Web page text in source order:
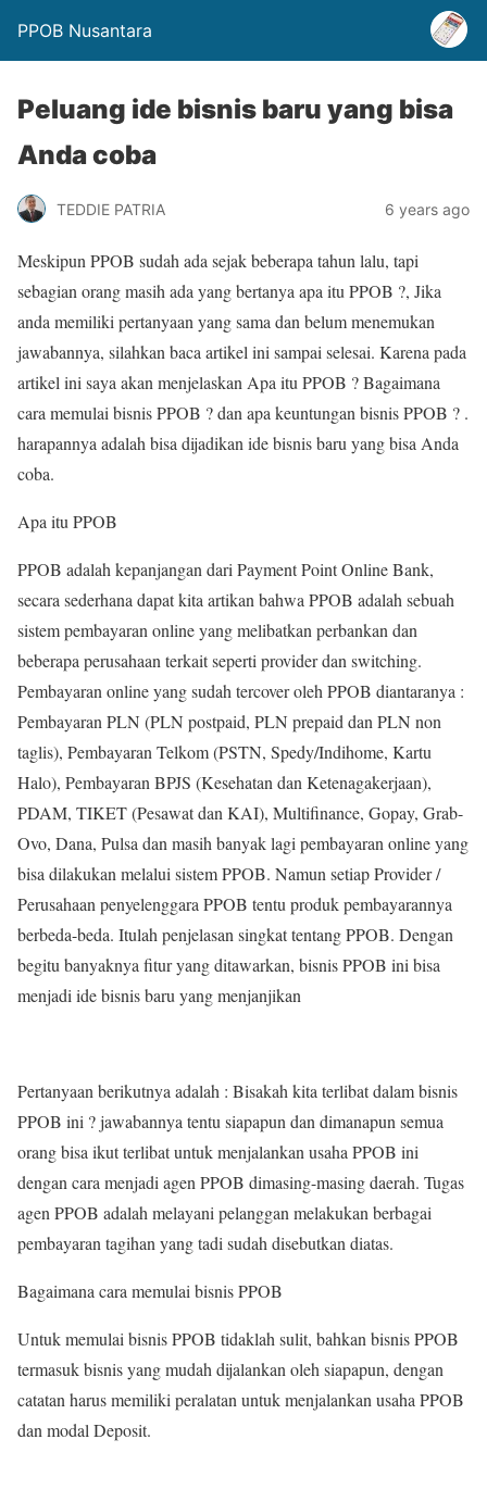
PPOB Nusantara
Peluang ide bisnis baru yang bisa
Anda coba
TEDDIE PATRIA 6 years ago
Meskipun PPOB sudah ada sejak beberapa tahun lalu, tapi
sebagian orang masih ada yang bertanya apa itu PPOB ?, Jika
anda memiliki pertanyaan yang sama dan belum menemukan
jawabannya, silahkan baca artikel ini sampai selesai. Karena pada
artikel ini saya akan menjelaskan Apa itu PPOB ? Bagaimana
cara memulai bisnis PPOB ? dan apa keuntungan bisnis PPOB ? .
harapannya adalah bisa dijadikan ide bisnis baru yang bisa Anda
coba.
Apa itu PPOB
PPOB adalah kepanjangan dari Payment Point Online Bank,
secara sederhana dapat kita artikan bahwa PPOB adalah sebuah
sistem pembayaran online yang melibatkan perbankan dan
beberapa perusahaan terkait seperti provider dan switching.
Pembayaran online yang sudah tercover oleh PPOB diantaranya :
Pembayaran PLN (PLN postpaid, PLN prepaid dan PLN non
taglis), Pembayaran Telkom (PSTN, Spedy/Indihome, Kartu
Halo), Pembayaran BPJS (Kesehatan dan Ketenagakerjaan),
PDAM, TIKET (Pesawat dan KAI), Multifinance, Gopay, Grab-
Ovo, Dana, Pulsa dan masih banyak lagi pembayaran online yang
bisa dilakukan melalui sistem PPOB. Namun setiap Provider /
Perusahaan penyelenggara PPOB tentu produk pembayarannya
berbeda-beda. Itulah penjelasan singkat tentang PPOB. Dengan
begitu banyaknya fitur yang ditawarkan, bisnis PPOB ini bisa
menjadi ide bisnis baru yang menjanjikan
Pertanyaan berikutnya adalah : Bisakah kita terlibat dalam bisnis
PPOB ini ? jawabannya tentu siapapun dan dimanapun semua
orang bisa ikut terlibat untuk menjalankan usaha PPOB ini
dengan cara menjadi agen PPOB dimasing-masing daerah. Tugas
agen PPOB adalah melayani pelanggan melakukan berbagai
pembayaran tagihan yang tadi sudah disebutkan diatas.
Bagaimana cara memulai bisnis PPOB
Untuk memulai bisnis PPOB tidaklah sulit, bahkan bisnis PPOB
termasuk bisnis yang mudah dijalankan oleh siapapun, dengan
catatan harus memiliki peralatan untuk menjalankan usaha PPOB
dan modal Deposit.